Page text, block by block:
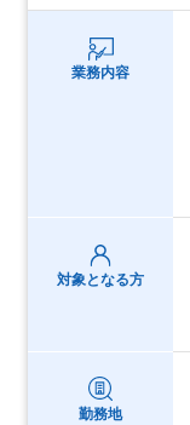
業務内容
対象となる方
勤務地